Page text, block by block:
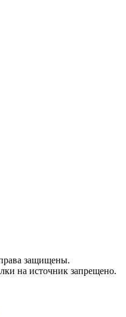
защищены.
на источник запрещено.